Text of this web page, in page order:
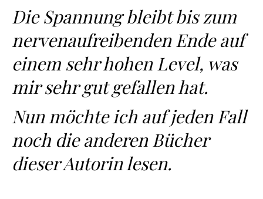
Die Spannung bleibt bis zum
nervenaufreibenden Ende auf
einem sehr hohen Level, was
mir sehr gut gefallen hat.
Nun möchte ich auf jeden Fall
noch die anderen Bücher
dieser Autorin lesen.